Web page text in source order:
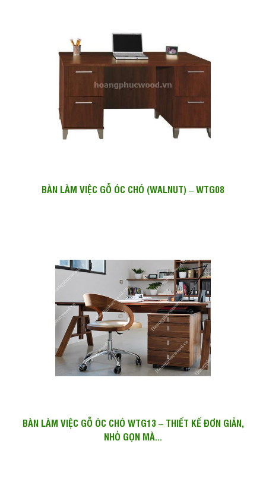
BÀN LÀM VIỆC GỖ ÓC CHÓ (WALNUT) – WTG08
BÀN LÀM VIỆC GỖ ÓC CHÓ WTG13 – THIẾT KẾ ĐƠN GIẢN,
NHỎ GỌN MÀ...